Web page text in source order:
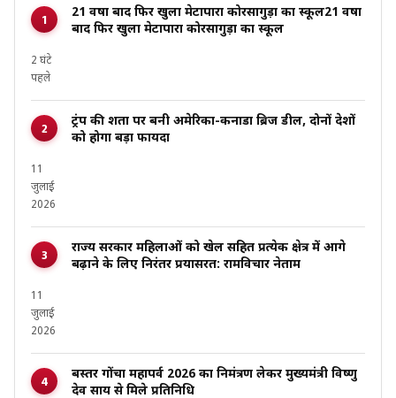
21 वर्षों बाद फिर खुला मेटापारा कोरसागुड़ा का स्कूल21 वर्षों
बाद फिर खुला मेटापारा कोरसागुड़ा का स्कूल
2 घंटे
पहले
ट्रंप की शर्तों पर बनी अमेरिका-कनाडा ब्रिज डील, दोनों देशों
को होगा बड़ा फायदा
11
जुलाई
2026
राज्य सरकार महिलाओं को खेल सहित प्रत्येक क्षेत्र में आगे
बढ़ाने के लिए निरंतर प्रयासरत: रामविचार नेताम
11
जुलाई
2026
बस्तर गोंचा महापर्व 2026 का निमंत्रण लेकर मुख्यमंत्री विष्णु
देव साय से मिले प्रतिनिधि